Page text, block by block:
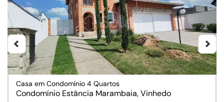
Casa em Condomínio 4 Quartos
Condomínio Estância Marambaia, Vinhedo